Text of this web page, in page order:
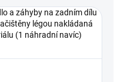
a záhyby na zadním dílu
légou nakládaná
(1 náhradní navíc)